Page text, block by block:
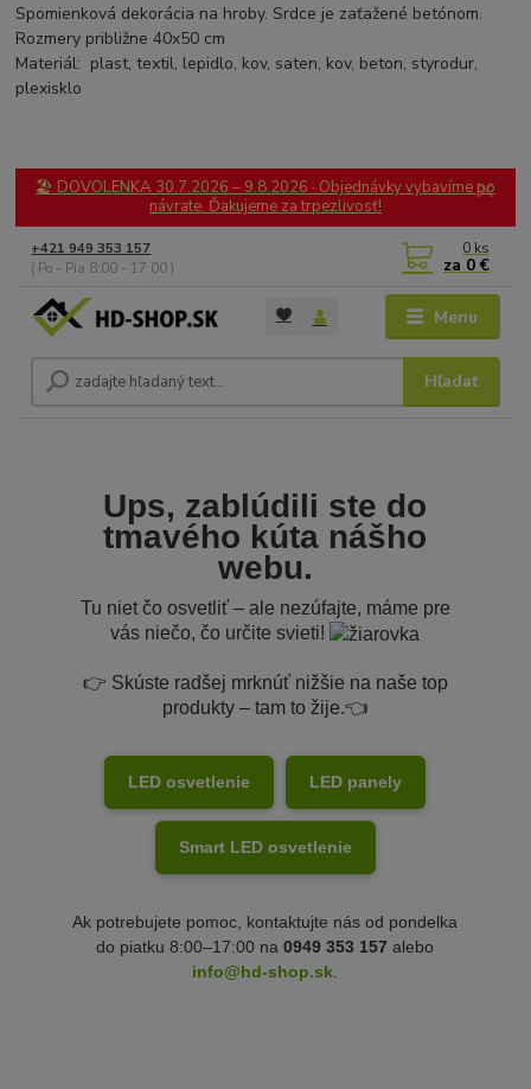
Spomienková dekorácia na hroby. Srdce je zaťažené betónom.
Rozmery približne 40x50 cm
Materiál: plast, textil, lepidlo, kov, saten, kov, beton, styrodur,
plexisklo
🏖️ DOVOLENKA 30.7.2026 – 9.8.2026 · Objednávky vybavíme po
návrate. Ďakujeme za trpezlivosť!
Menu
Hľadať
+421 949 353 157
( Po - Pia 8:00 - 17:00 )
0 ks
za 0 €
Ups, zablúdili ste do
tmavého kúta nášho
webu.
Tu niet čo osvetliť – ale nezúfajte, máme pre
vás niečo, čo určite svieti!
👉 Skúste radšej mrknúť nižšie na naše top
produkty – tam to žije.👈
LED osvetlenie LED panely
Smart LED osvetlenie
Ak potrebujete pomoc, kontaktujte nás od pondelka
do piatku 8:00–17:00 na0949 353 157 alebo
info@hd-shop.sk